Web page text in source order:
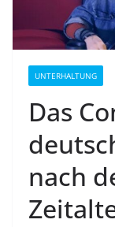
UNTERHALTUNG
Das
nach